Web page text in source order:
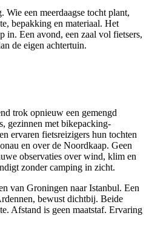
Wie een meerdaagse tocht plant,
bepakking en materiaal. Het
in. Een avond, een zaal vol fietsers,
de eigen achtertuin.
trok opnieuw een gemengd
gezinnen met bikepacking-
ervaren fietsreizigers hun tochten
en over de Noordkaap. Geen
observaties over wind, klim en
zonder camping in zicht.
van Groningen naar Istanbul. Een
bewust dichtbij. Beide
Afstand is geen maatstaf. Ervaring